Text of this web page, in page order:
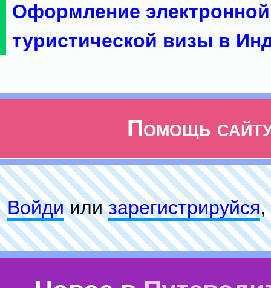
Оформление электронной
туристической визы в
Помощь
Войдиилизарeгиcтpируйся,